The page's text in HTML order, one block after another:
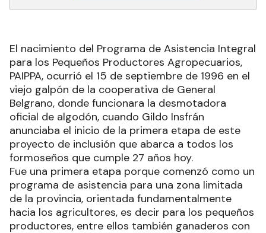
El nacimiento del Programa de Asistencia Integral
para los Pequeños Productores Agropecuarios,
PAIPPA, ocurrió el 15 de septiembre de 1996 en el
viejo galpón de la cooperativa de General
Belgrano, donde funcionara la desmotadora
oficial de algodón, cuando Gildo Insfrán
anunciaba el inicio de la primera etapa de este
proyecto de inclusión que abarca a todos los
formoseños que cumple 27 años hoy.
Fue una primera etapa porque comenzó como un
programa de asistencia para una zona limitada
de la provincia, orientada fundamentalmente
hacia los agricultores, es decir para los pequeños
productores, entre ellos también ganaderos con